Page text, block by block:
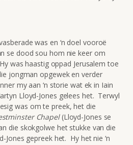
was en ‘n doel vooroë
se dood sou hom nie keer om
was haastig oppad Jerusalem toe
jongman opgewek en verder
my aan ‘n storie wat ek in Iain
Lloyd-Jones gelees het. Terwyl
was om te preek, het die
Chapel(Lloyd-Jones se
die skokgolwe het stukke van die
Jones gepreek het. Hy het nie ‘n